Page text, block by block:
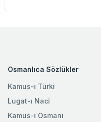
Osmanlıca Sözlükler
Kamus-ı Türki
Lugat-ı Naci
Kamus-ı Osmani